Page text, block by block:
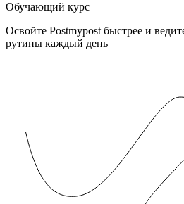
Обучающий курс
Освойте Postmypost быстрее и
рутины каждый день